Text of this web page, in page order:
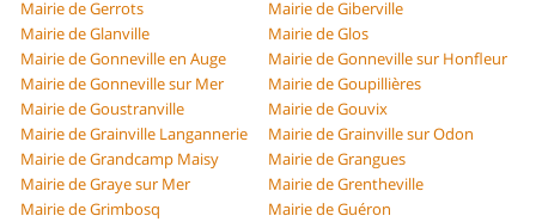
Mairie de Gerrots
Mairie de Giberville
Mairie de Glanville
Mairie de Glos
Mairie de Gonneville en Auge
Mairie de Gonneville sur Honfleur
Mairie de Gonneville sur Mer
Mairie de Goupillières
Mairie de Goustranville
Mairie de Gouvix
Mairie de Grainville Langannerie
Mairie de Grainville sur Odon
Mairie de Grandcamp Maisy
Mairie de Grangues
Mairie de Graye sur Mer
Mairie de Grentheville
Mairie de Grimbosq
Mairie de Guéron